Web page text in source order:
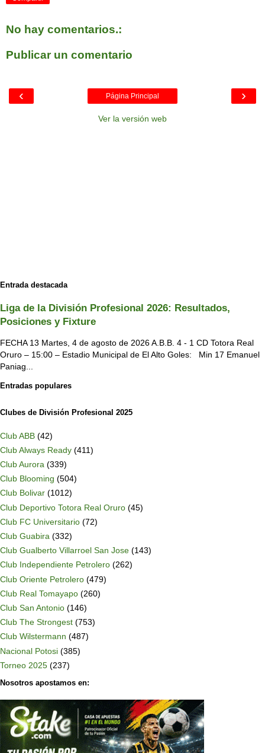
No hay comentarios.:
Publicar un comentario
‹ ›
Página Principal
Ver la versión web
Entrada destacada
Liga de la División Profesional 2026: Resultados,
Posiciones y Fixture
FECHA 13 Martes, 4 de agosto de 2026 A.B.B. 4 - 1 CD Totora Real
Oruro – 15:00 – Estadio Municipal de El Alto Goles: Min 17 Emanuel
Paniag...
Entradas populares
Clubes de División Profesional 2025
Club ABB (42)
Club Always Ready (411)
Club Aurora (339)
Club Blooming (504)
Club Bolivar (1012)
Club Deportivo Totora Real Oruro (45)
Club FC Universitario (72)
Club Guabira (332)
Club Gualberto Villarroel San Jose (143)
Club Independiente Petrolero (262)
Club Oriente Petrolero (479)
Club Real Tomayapo (260)
Club San Antonio (146)
Club The Strongest (753)
Club Wilstermann (487)
Nacional Potosi (385)
Torneo 2025 (237)
Nosotros apostamos en: